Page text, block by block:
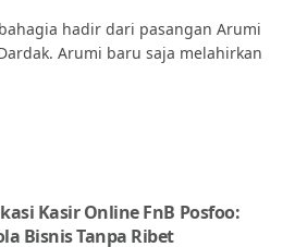
bahagia hadir dari pasangan Arumi
Arumi baru saja melahirkan
Kasir Online FnB Posfoo:
Bisnis Tanpa Ribet